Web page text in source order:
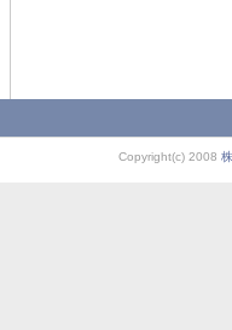
Copyright(c) 2008